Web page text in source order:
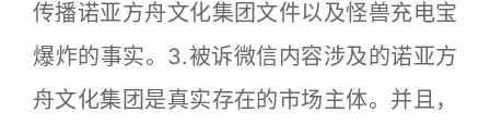
传播诺亚方舟文化集团文件以及怪兽充电宝
爆炸的事实。3.被诉微信内容涉及的诺亚方
舟文化集团是真实存在的市场主体。并且，